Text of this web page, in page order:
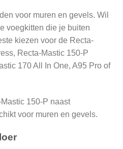
voor muren en gevels. Wil
voegkitten die je buiten
kiezen voor de Recta-
Recta-Mastic 150-P
170 All In One, A95 Pro of
150-P naast
voor muren en gevels.